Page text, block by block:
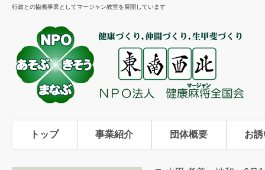
行政との協働事業としてマージャン教室を展開しています
トップ 事業紹介 団体概要 お